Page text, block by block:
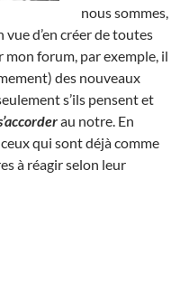
nous sommes,
vue d’en créer de toutes
mon forum, par exemple, il
des nouveaux
s’ils pensent et
au notre. En
qui sont déjà comme
à réagir selon leur